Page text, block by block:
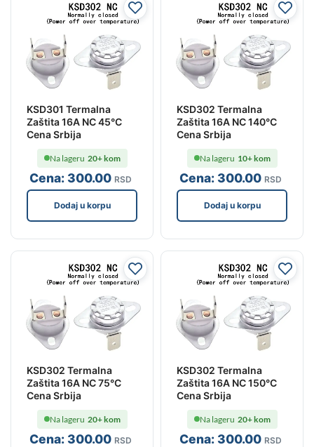
KSD301 Termalna
Zaštita 16A NC 45°C
Cena Srbija
Cena:300.00 RSD
Na lageru 20+ kom
Dodaj u korpu
KSD302 Termalna
Zaštita 16A NC 140°C
Cena Srbija
Cena:300.00 RSD
Na lageru 10+ kom
Dodaj u korpu
KSD302 Termalna
Zaštita 16A NC 75°C
Cena Srbija
Cena:300.00 RSD
Na lageru 20+ kom
KSD302 Termalna
Zaštita 16A NC 150°C
Cena Srbija
Cena:300.00 RSD
Na lageru 20+ kom